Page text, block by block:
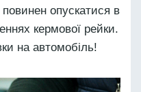
опускатися в
кермової рейки.
на автомобіль!